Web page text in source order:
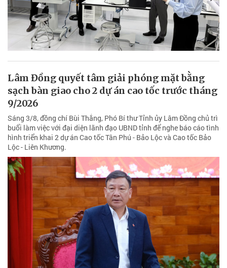
Lâm Đồng quyết tâm giải phóng mặt bằng
sạch bàn giao cho 2 dự án cao tốc trước tháng
9/2026
Sáng 3/8, đồng chí Bùi Thắng, Phó Bí thư Tỉnh ủy Lâm Đồng chủ trì
buổi làm việc với đại diện lãnh đạo UBND tỉnh để nghe báo cáo tình
hình triển khai 2 dự án Cao tốc Tân Phú - Bảo Lộc và Cao tốc Bảo
Lộc - Liên Khương.